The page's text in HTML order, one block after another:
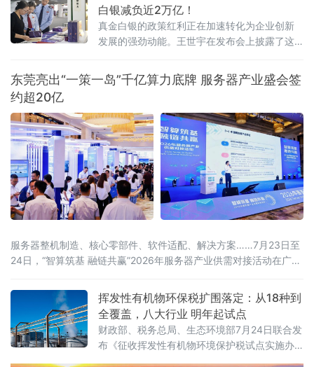
装箱枢纽港扩建工程码头主体全面完工，年内将实现分区投产。一
批水运通道相继
白银减负近2万亿！
真金白银的政策红利正在加速转化为企业创新
发展的强劲动能。王世宇在发布会上披露了这
发费用加计扣除等支持企业创新投入和技术转
让的政策减税
东莞亮出“一策一岛”千亿算力底牌 服务器产业盛会签
约超20亿
服务器整机制造、核心零部件、软件适配、解决方案……7月23日至
24日，“智算筑基 融链共赢”2026年服务器产业供需对接活动在广东
（工业和信息化部政府采购中心）、东莞市人民政府联合主办，汇
聚行业主管部门、院士专家、全国服务器产业链企业、金融机构、
科研院所、园区代表近千人参会，搭
挥发性有机物环保税扩围落定：从18种到
全覆盖，八大行业 明年起试点
财政部、税务总局、生态环境部7月24日联合发
布《征收挥发性有机物环境保护税试点实施办